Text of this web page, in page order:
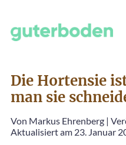
Die Hortensie
man sie
Von Markus Ehrenberg |
Aktualisiert am 23. Januar